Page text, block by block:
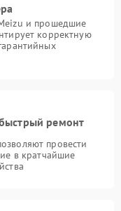
и прошедшие
корректную
ремонт
провести
в кратчайшие